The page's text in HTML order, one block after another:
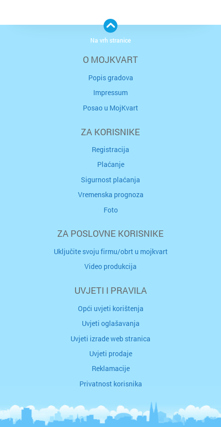
O MOJKVART
Popis gradova
Impressum
Posao u MojKvart
ZA KORISNIKE
Registracija
Plaćanje
Sigurnost plaćanja
Vremenska prognoza
Foto
ZA POSLOVNE KORISNIKE
Uključite svoju firmu/obrt u mojkvart
Video produkcija
UVJETI I PRAVILA
Opći uvjeti korištenja
Uvjeti oglašavanja
Uvjeti izrade web stranica
Uvjeti prodaje
Reklamacije
Privatnost korisnika
Na vrh stranice